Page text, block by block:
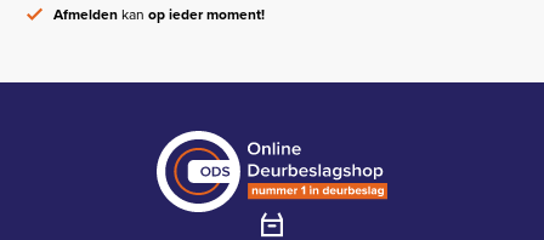
Afmeldenkanop ieder moment!